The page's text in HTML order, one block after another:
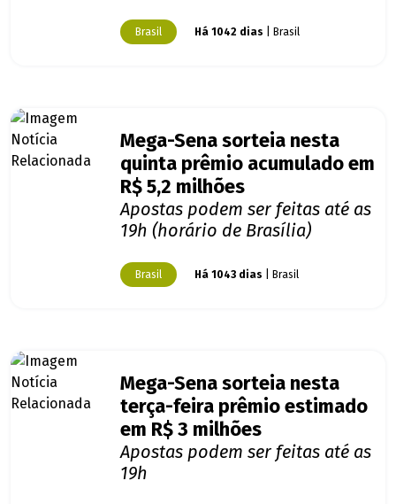
Brasil Há 1042 dias | Brasil
Mega-Sena sorteia nesta
quinta prêmio acumulado em
R$ 5,2 milhões
Apostas podem ser feitas até as
19h (horário de Brasília)
Brasil Há 1043 dias | Brasil
Mega-Sena sorteia nesta
terça-feira prêmio estimado
em R$ 3 milhões
Apostas podem ser feitas até as
19h